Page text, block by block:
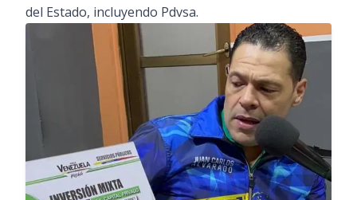
del Estado, incluyendo Pdvsa.